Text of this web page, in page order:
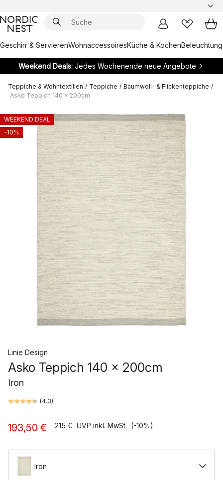
Geschirr & ServierenWohnaccessoiresKüche & KochenBeleuchtung
Weekend Deals:Jedes Wochenende neue Angebote
Teppiche & Wohntextilien / Teppiche / Baumwoll- & Flickenteppiche /
Asko Teppich 140 x 200cm
WEEKEND DEAL
-10%
Linie Design
Asko Teppich 140 x 200cm
Iron
(4.3)
193,50 € 215 € UVP inkl. MwSt. (-10%)
Iron